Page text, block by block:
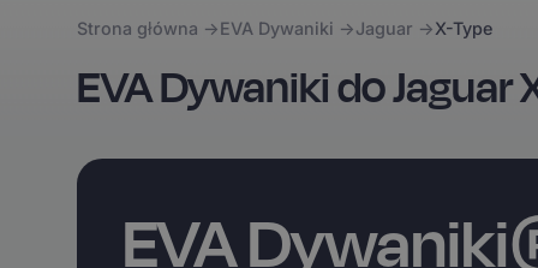
Strona główna EVA Dywaniki Jaguar X-Type
EVA Dywaniki do Jaguar
EVA